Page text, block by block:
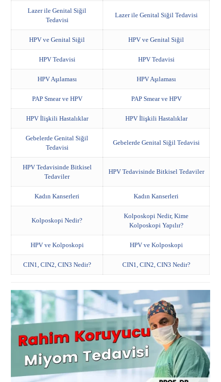
Lazer ile Genital Siğil
Tedavisi
Lazer ile Genital Siğil Tedavisi
HPV ve Genital Siğil HPV ve Genital Siğil
HPV Tedavisi HPV Tedavisi
HPV Aşılaması HPV Aşılaması
PAP Smear ve HPV PAP Smear ve HPV
HPV İlişkili Hastalıklar HPV İlişkili Hastalıklar
Gebelerde Genital Siğil
Tedavisi
Gebelerde Genital Siğil Tedavisi
HPV Tedavisinde Bitkisel
Tedaviler
HPV Tedavisinde Bitkisel Tedaviler
Kadın Kanserleri Kadın Kanserleri
Kolposkopi Nedir?
Kolposkopi Nedir, Kime
Kolposkopi Yapılır?
HPV ve Kolposkopi HPV ve Kolposkopi
CIN1, CIN2, CIN3 Nedir? CIN1, CIN2, CIN3 Nedir?